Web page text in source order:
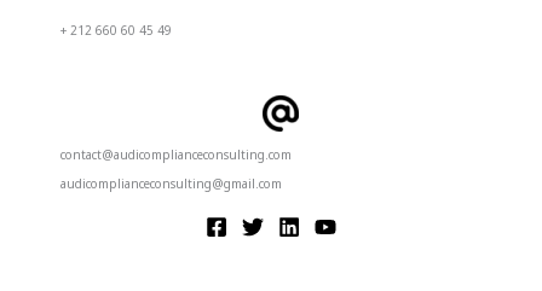
+ 212 660 60 45 49
contact@audicomplianceconsulting.com
audicomplianceconsulting@gmail.com